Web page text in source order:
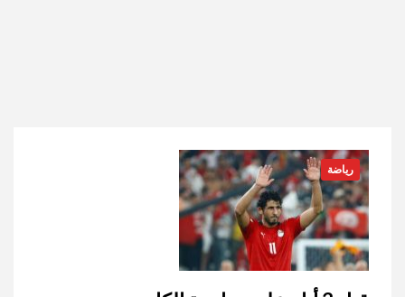
رياضة